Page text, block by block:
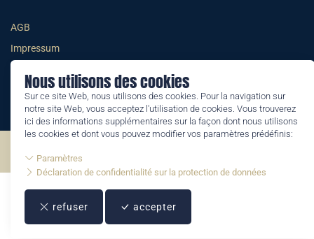
Nous utilisons des cookies
Sur ce site Web, nous utilisons des cookies. Pour la navigation sur
notre site Web, vous acceptez l'utilisation de cookies. Vous trouverez
ici des informations supplémentaires sur la façon dont nous utilisons
les cookies et dont vous pouvez modifier vos paramètres prédéfinis:
Paramètres
Déclaration de confidentialité sur la protection de données
refuser accepter
AGB
Impressum